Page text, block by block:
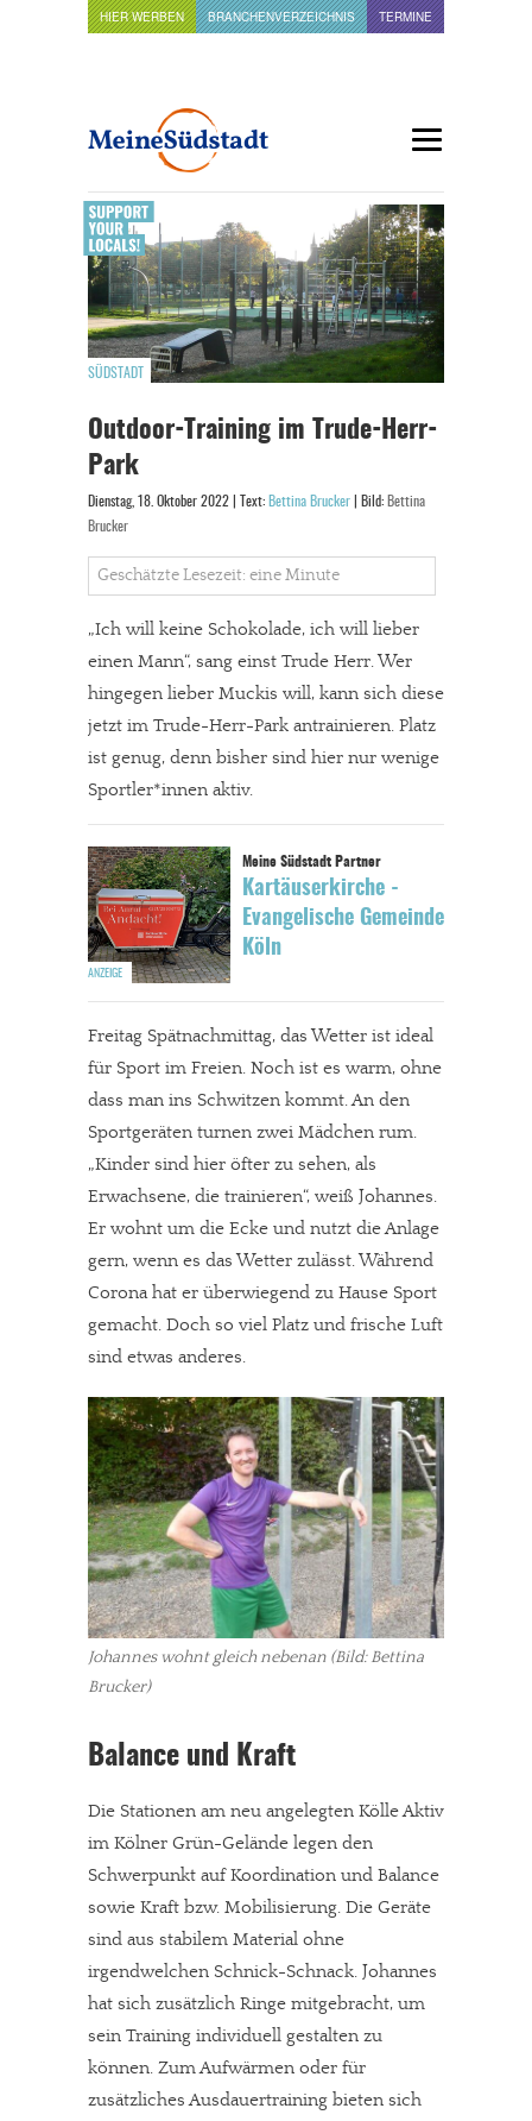
HIER WERBEN BRANCHENVERZEICHNIS TERMINE
SÜDSTADT
Outdoor-Training im Trude-Herr-
Park
Dienstag, 18. Oktober 2022 | Text: Bettina Brucker | Bild: Bettina
Brucker
Geschätzte Lesezeit: eine Minute
„Ich will keine Schokolade, ich will lieber
einen Mann“, sang einst Trude Herr. Wer
hingegen lieber Muckis will, kann sich diese
jetzt im Trude-Herr-Park antrainieren. Platz
ist genug, denn bisher sind hier nur wenige
Sportler*innen aktiv.
Kartäuserkirche -
Evangelische Gemeinde
Köln
Freitag Spätnachmittag, das Wetter ist ideal
für Sport im Freien. Noch ist es warm, ohne
dass man ins Schwitzen kommt. An den
Sportgeräten turnen zwei Mädchen rum.
„Kinder sind hier öfter zu sehen, als
Erwachsene, die trainieren“, weiß Johannes.
Er wohnt um die Ecke und nutzt die Anlage
gern, wenn es das Wetter zulässt. Während
Corona hat er überwiegend zu Hause Sport
gemacht. Doch so viel Platz und frische Luft
sind etwas anderes.
Johannes wohnt gleich nebenan (Bild: Bettina
Brucker)
Balance und Kraft
Die Stationen am neu angelegten Kölle Aktiv
im Kölner Grün-Gelände legen den
Schwerpunkt auf Koordination und Balance
sowie Kraft bzw. Mobilisierung. Die Geräte
sind aus stabilem Material ohne
irgendwelchen Schnick-Schnack. Johannes
hat sich zusätzlich Ringe mitgebracht, um
sein Training individuell gestalten zu
können. Zum Aufwärmen oder für
zusätzliches Ausdauertraining bieten sich